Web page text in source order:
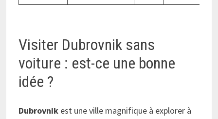
Visiter Dubrovnik sans
voiture : est-ce une bonne
idée ?
Dubrovnik est une ville magnifique à explorer à